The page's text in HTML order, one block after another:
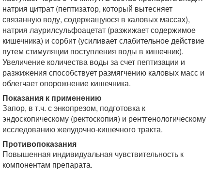
натрия цитрат (пептизатор, который вытесняет
связанную воду, содержащуюся в каловых массах),
натрия лаурилсульфоацетат (разжижает содержимое
кишечника) и сорбит (усиливает слабительное действие
путем стимуляции поступления воды в кишечник).
Увеличение количества воды за счет пептизации и
разжижения способствует размягчению каловых масс и
облегчает опорожнение кишечника.
Показания к применению
Запор, в т.ч. с энкопрезом, подготовка к
эндоскопическому (ректоскопия) и рентгенологическому
исследованию желудочно-кишечного тракта.
Противопоказания
Повышенная индивидуальная чувствительность к
компонентам препарата.